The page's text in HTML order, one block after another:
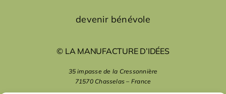
devenir bénévole
© LA MANUFACTURE D’IDÉES
35 impasse de la Cressonnière
71570 Chasselas – France